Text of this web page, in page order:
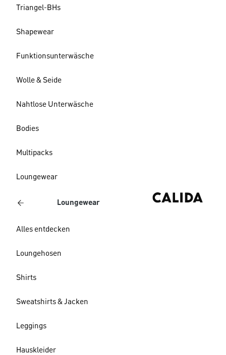
Triangel-BHs
Shapewear
Funktionsunterwäsche
Wolle & Seide
Nahtlose Unterwäsche
Bodies
Multipacks
Loungewear
Loungewear
Alles entdecken
Loungehosen
Shirts
Sweatshirts & Jacken
Leggings
Hauskleider